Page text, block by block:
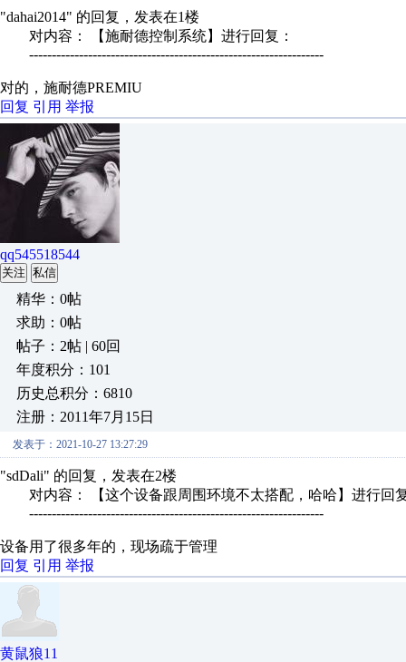
"dahai2014" 的回复，发表在1楼
对内容： 【施耐德控制系统】进行回复：
-----------------------------------------------------------------
对的，施耐德PREMIU
回复 引用 举报
qq545518544
关注 私信
精华：0帖
求助：0帖
帖子：2帖 | 60回
年度积分：101
历史总积分：6810
注册：2011年7月15日
发表于：2021-10-27 13:27:29
"sdDali" 的回复，发表在2楼
对内容： 【这个设备跟周围环境不太搭配，哈哈】进行回
-----------------------------------------------------------------
设备用了很多年的，现场疏于管理
回复 引用 举报
黄鼠狼11